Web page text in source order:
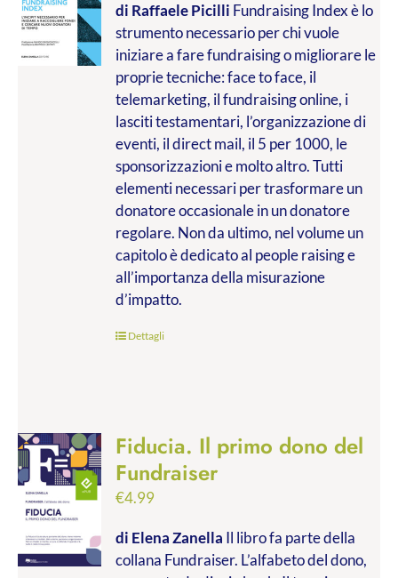
prezzo:
da
€9.99
a
€20.00
di Raffaele Picilli Fundraising Index è lo
strumento necessario per chi vuole
iniziare a fare fundraising o migliorare le
proprie tecniche: face to face, il
telemarketing, il fundraising online, i
lasciti testamentari, l’organizzazione di
eventi, il direct mail, il 5 per 1000, le
sponsorizzazioni e molto altro. Tutti
elementi necessari per trasformare un
donatore occasionale in un donatore
regolare. Non da ultimo, nel volume un
capitolo è dedicato al people raising e
all’importanza della misurazione
d’impatto.
Dettagli
Fiducia. Il primo dono del
Fundraiser
€4.99
di Elena Zanella Il libro fa parte della
collana Fundraiser. L’alfabeto del dono,